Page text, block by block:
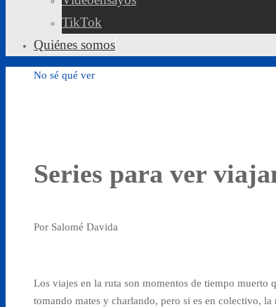
TikTok
Quiénes somos
No sé qué ver
Series para ver
Por Salomé Davida
Los viajes en la ruta son momentos de tiempo muerto
tomando mates y charlando, pero si es en colectivo,